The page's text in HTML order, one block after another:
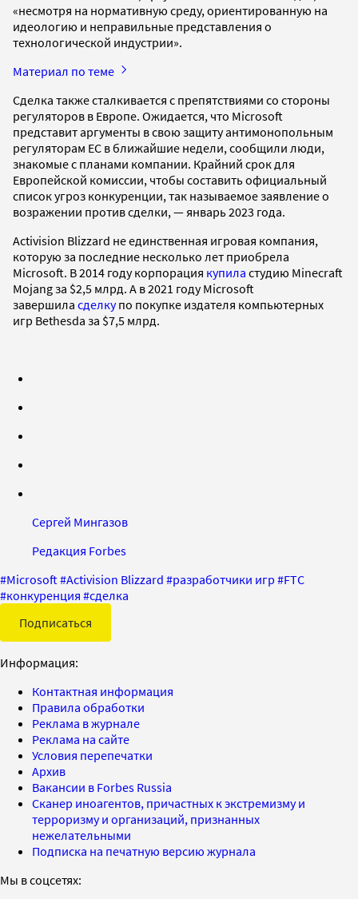
«несмотря на нормативную среду, ориентированную на
идеологию и неправильные представления о
технологической индустрии».
Материал по теме
Сделка также сталкивается с препятствиями со стороны
регуляторов в Европе. Ожидается, что Microsoft
представит аргументы в свою защиту антимонопольным
регуляторам ЕС в ближайшие недели, сообщили люди,
знакомые с планами компании. Крайний срок для
Европейской комиссии, чтобы составить официальный
список угроз конкуренции, так называемое заявление о
возражении против сделки, — январь 2023 года.
Activision Blizzard не единственная игровая компания,
которую за последние несколько лет приобрела
Microsoft. В 2014 году корпорация купила студию Minecraft
Mojang за $2,5 млрд. А в 2021 году Microsoft
завершила сделкупо покупке издателя компьютерных
игр Bethesda за $7,5 млрд.
Сергей Мингазов
Редакция Forbes
#Microsoft #Activision Blizzard #разработчики игр #FTC
#конкуренция #сделка
Подписаться
Информация:
Контактная информация
Правила обработки
Реклама в журнале
Реклама на сайте
Условия перепечатки
Архив
Вакансии в Forbes Russia
Сканер иноагентов, причастных к экстремизму и
терроризму и организаций, признанных
нежелательными
Подписка на печатную версию журнала
Мы в соцсетях: